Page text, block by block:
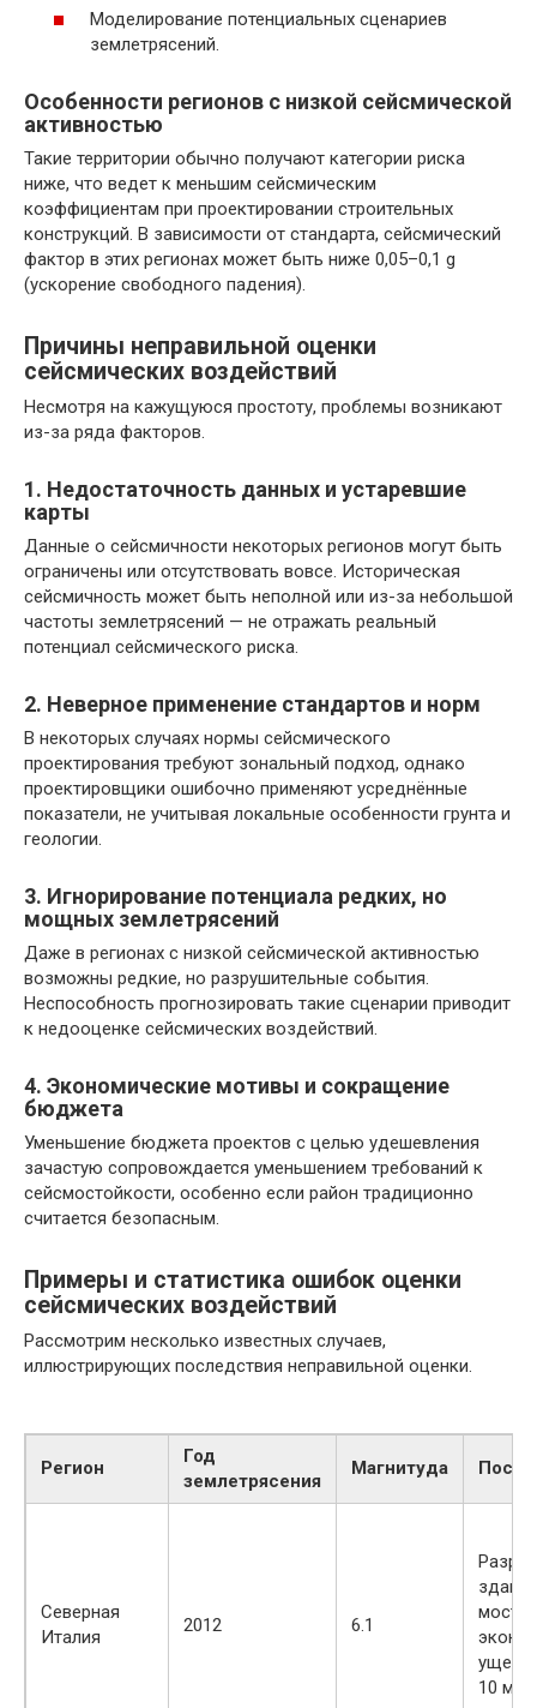
Моделирование потенциальных сценариев
землетрясений.
Особенности регионов с низкой сейсмической
активностью
Такие территории обычно получают категории риска
ниже, что ведет к меньшим сейсмическим
коэффициентам при проектировании строительных
конструкций. В зависимости от стандарта, сейсмический
фактор в этих регионах может быть ниже 0,05–0,1 g
(ускорение свободного падения).
Причины неправильной оценки
сейсмических воздействий
Несмотря на кажущуюся простоту, проблемы возникают
из-за ряда факторов.
1. Недостаточность данных и устаревшие
карты
Данные о сейсмичности некоторых регионов могут быть
ограничены или отсутствовать вовсе. Историческая
сейсмичность может быть неполной или из-за небольшой
частоты землетрясений — не отражать реальный
потенциал сейсмического риска.
2. Неверное применение стандартов и норм
В некоторых случаях нормы сейсмического
проектирования требуют зональный подход, однако
проектировщики ошибочно применяют усреднённые
показатели, не учитывая локальные особенности грунта и
геологии.
3. Игнорирование потенциала редких, но
мощных землетрясений
Даже в регионах с низкой сейсмической активностью
возможны редкие, но разрушительные события.
Неспособность прогнозировать такие сценарии приводит
к недооценке сейсмических воздействий.
4. Экономические мотивы и сокращение
бюджета
Уменьшение бюджета проектов с целью удешевления
зачастую сопровождается уменьшением требований к
сейсмостойкости, особенно если район традиционно
считается безопасным.
Примеры и статистика ошибок оценки
сейсмических воздействий
Рассмотрим несколько известных случаев,
иллюстрирующих последствия неправильной оценки.
Регион
Год
землетрясения
Магнитуда
Северная
Италия
2012 6.1
ущерб
10